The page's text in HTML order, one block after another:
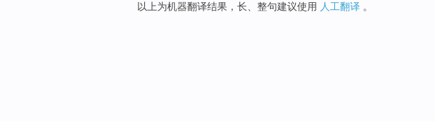
以上为机器翻译结果，长、整句建议使用 人工翻译 。